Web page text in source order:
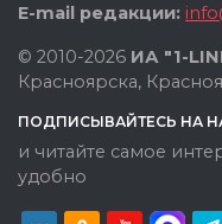
E-mail редакции:
© 2010-2026 ИА "1-
Красноярска,
ПОДПИСЫВАЙТЕСЬ НА
и читайте самое
удобно